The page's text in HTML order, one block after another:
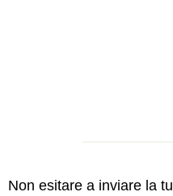
Non esitare a inviare la